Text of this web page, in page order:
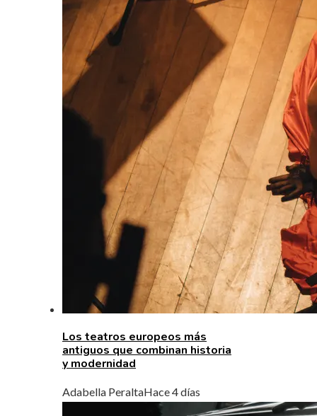
Los teatros europeos más
antiguos que combinan historia
y modernidad
Adabella PeraltaHace 4 días